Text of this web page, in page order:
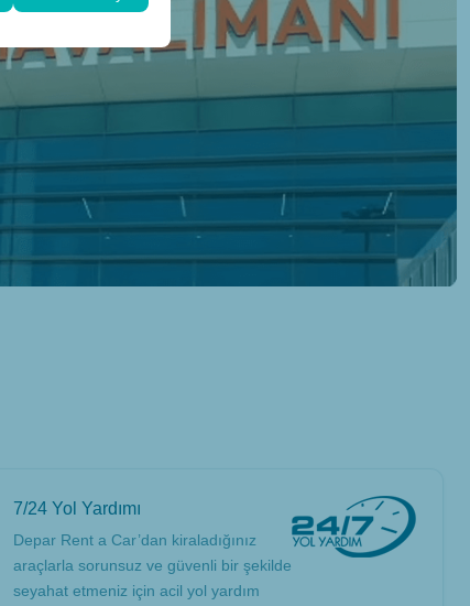
7/24 Yol Yardımı
Depar Rent a Car’dan kiraladığınız
araçlarla sorunsuz ve güvenli bir şekilde
seyahat etmeniz için acil yol yardım